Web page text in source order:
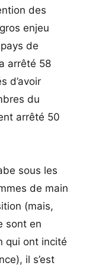
des
enjeu
de
arrêté 58
d’avoir
du
arrêté 50
sous les
de main
(mais,
sont en
qui ont incité
il s’est